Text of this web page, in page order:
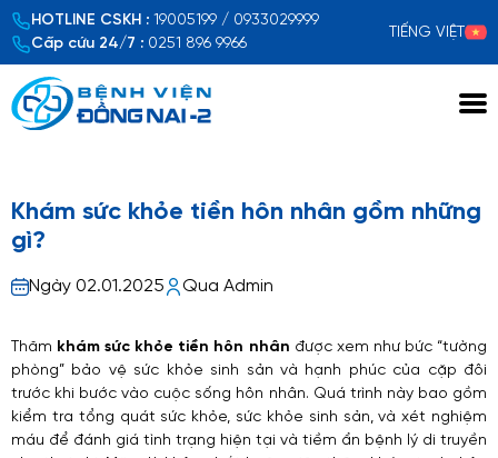
HOTLINE CSKH : 19005199 / 0933029999
Cấp cứu 24/7 : 0251 896 9966
TIẾNG VIỆT
Khám sức khỏe tiền hôn nhân gồm những
gì?
Ngày 02.01.2025 Qua Admin
Thăm khám sức khỏe tiền hôn nhân được xem như bức “tường
phòng” bảo vệ sức khỏe sinh sản và hạnh phúc của cặp đôi
trước khi bước vào cuộc sống hôn nhân. Quá trình này bao gồm
kiểm tra tổng quát sức khỏe, sức khỏe sinh sản, và xét nghiệm
máu để đánh giá tình trạng hiện tại và tiềm ẩn bệnh lý di truyền